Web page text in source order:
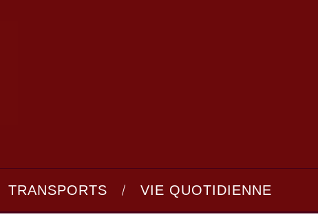
TRANSPORTS VIE QUOTIDIENNE